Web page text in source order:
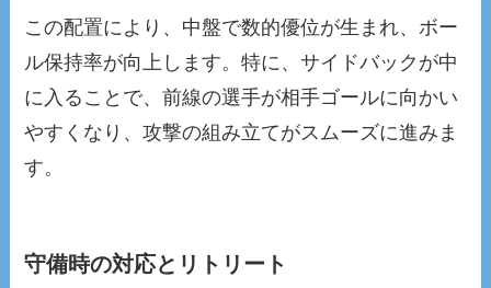
この配置により、中盤で数的優位が生まれ、ボー
ル保持率が向上します。特に、サイドバックが中
に入ることで、前線の選手が相手ゴールに向かい
やすくなり、攻撃の組み立てがスムーズに進みま
す。
守備時の対応とリトリート